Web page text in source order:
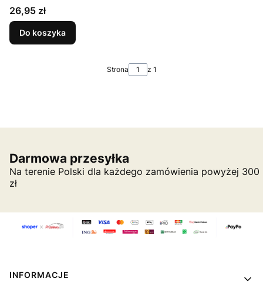
Cena
26,95 zł
Do koszyka
Strona z 1
Darmowa przesyłka
Na terenie Polski dla każdego zamówienia powyżej 300
zł
Linki w stopce
INFORMACJE